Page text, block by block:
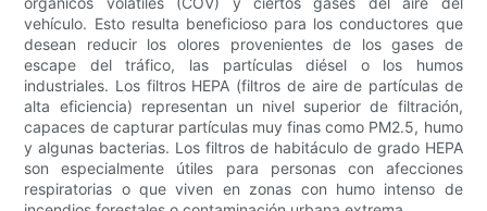
vehículo. Esto resulta beneficioso para los conductores que
desean reducir los olores provenientes de los gases de
escape del tráfico, las partículas diésel o los humos
industriales. Los filtros HEPA (filtros de aire de partículas de
alta eficiencia) representan un nivel superior de filtración,
capaces de capturar partículas muy finas como PM2.5, humo
y algunas bacterias. Los filtros de habitáculo de grado HEPA
son especialmente útiles para personas con afecciones
respiratorias o que viven en zonas con humo intenso de